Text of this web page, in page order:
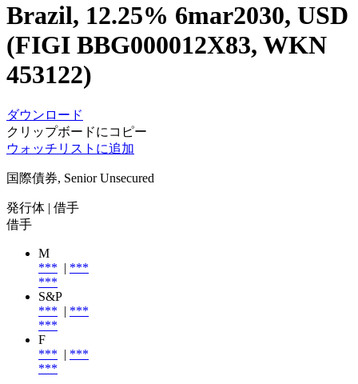
Brazil, 12.25% 6mar2030, USD
(FIGI BBG000012X83, WKN
453122)
ダウンロード
クリップボードにコピー
ウォッチリストに追加
国際債券, Senior Unsecured
発行体 | 借手
借手
M
*** | ***
***
S&P
*** | ***
***
F
*** | ***
***